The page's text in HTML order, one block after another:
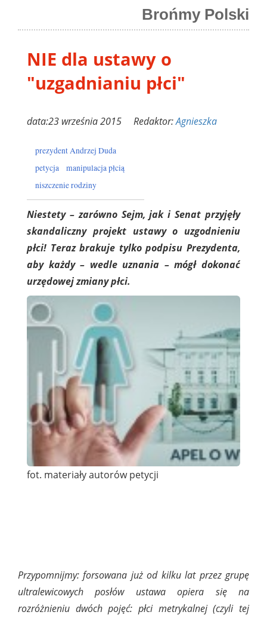
Brońmy Polski
NIE dla ustawy o
"uzgadnianiu płci"
data:23 września 2015 Redaktor:Agnieszka
prezydent Andrzej Duda
petycja
manipulacja płcią
niszczenie rodziny
Niestety – zarówno Sejm, jak i Senat przyjęły
skandaliczny projekt ustawy o uzgodnieniu
płci! Teraz brakuje tylko podpisu Prezydenta,
aby każdy – wedle uznania – mógł dokonać
urzędowej zmiany płci.
fot. materiały autorów petycji
Przypomnijmy: forsowana już od kilku lat przez grupę
ultralewicowych posłów ustawa opiera się na
rozróżnieniu dwóch pojęć: płci metrykalnej (czyli tej